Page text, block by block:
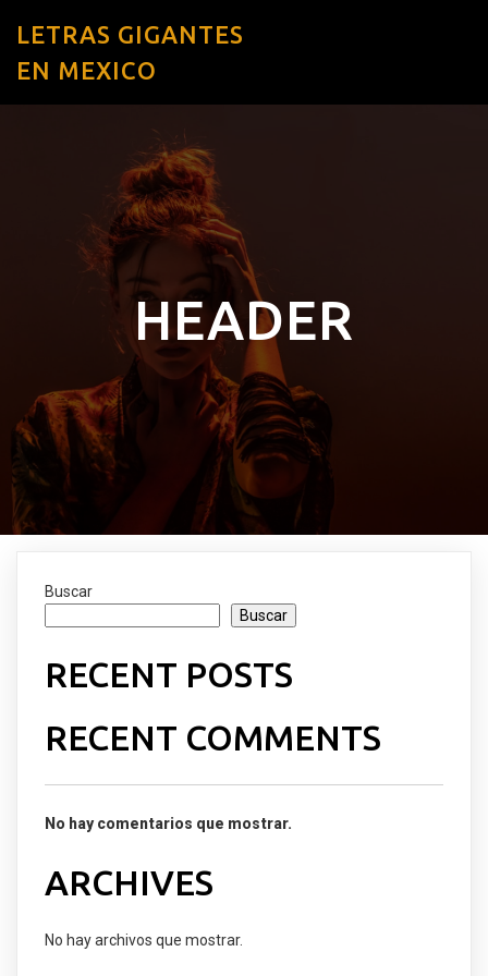
LETRAS GIGANTES
EN MEXICO
HEADER
Buscar
Buscar
RECENT POSTS
RECENT COMMENTS
No hay comentarios que mostrar.
ARCHIVES
No hay archivos que mostrar.